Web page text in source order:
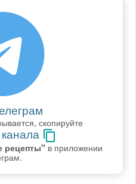
скопируйте
рецепты" в приложении